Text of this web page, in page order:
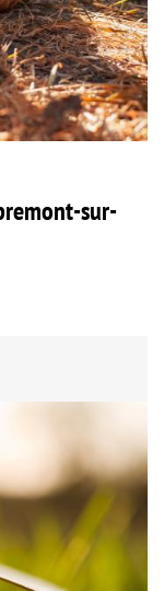
sur-